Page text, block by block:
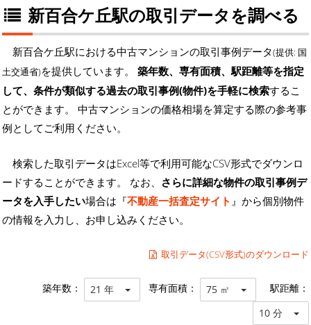
新百合ケ丘駅の取引データを調べる
新百合ケ丘駅における中古マンションの取引事例データ(提供: 国
土交通省)を提供しています。 築年数、専有面積、駅距離等を指定
して、条件が類似する過去の取引事例(物件)を手軽に検索するこ
とができます。 中古マンションの価格相場を算定する際の参考事
例としてご利用ください。
検索した取引データはExcel等で利用可能なCSV形式でダウンロ
ードすることができます。 なお、 さらに詳細な物件の取引事例デ
ータを入手したい場合は『不動産一括査定サイト 』から個別物件
の情報を入力し、お申し込みください。
取引データ(CSV形式)のダウンロード
築年数： 21 年 専有面積： 75 ㎡ 駅距離：
10 分